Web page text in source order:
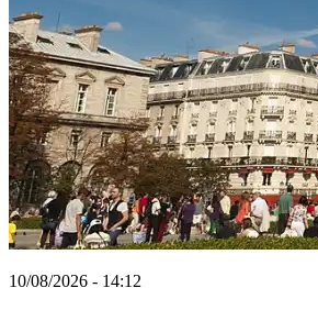
10/08/2026 - 14:12